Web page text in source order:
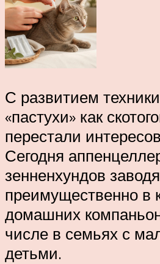
С развитием
«пастухи» как
перестали
Сегодня
зенненхундов
преимущественно в
домашних
числе в семьях с
детьми.